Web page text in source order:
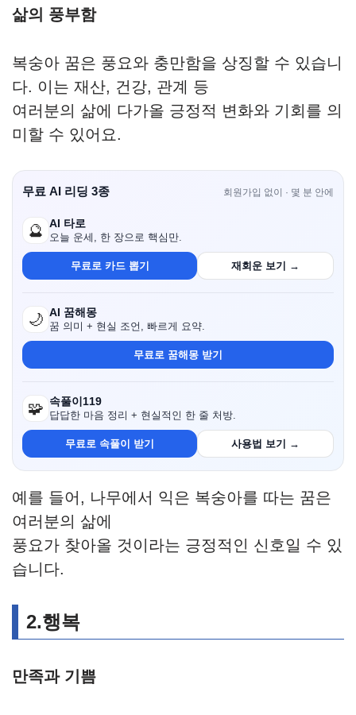
삶의 풍부함
복숭아 꿈은 풍요와 충만함을 상징할 수 있습니
다. 이는 재산, 건강, 관계 등
여러분의 삶에 다가올 긍정적 변화와 기회를 의
미할 수 있어요.
무료 AI 리딩 3종 회원가입 없이 · 몇 분 안에
🔮 AI 타로
오늘 운세, 한 장으로 핵심만.
무료로 카드 뽑기 재회운 보기 →
🌙 AI 꿈해몽
꿈 의미 + 현실 조언, 빠르게 요약.
무료로 꿈해몽 받기
🧩 속풀이119
답답한 마음 정리 + 현실적인 한 줄 처방.
무료로 속풀이 받기 사용법 보기 →
예를 들어, 나무에서 익은 복숭아를 따는 꿈은
여러분의 삶에
풍요가 찾아올 것이라는 긍정적인 신호일 수 있
습니다.
2.행복
만족과 기쁨